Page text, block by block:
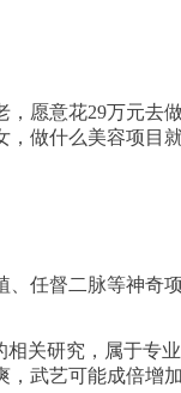
愿意花29万元去
，做什么美容项目
任督二脉等神奇
关研究，属于专
，武艺可能成倍增